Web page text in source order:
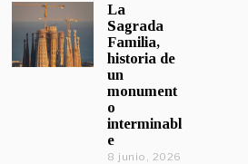
La
Sagrada
Familia,
historia de
un
monument
o
interminabl
e
8 junio, 2026